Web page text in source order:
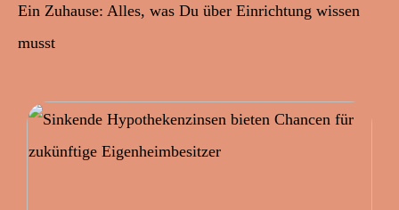
Ein Zuhause: Alles, was Du über Einrichtung wissen
musst